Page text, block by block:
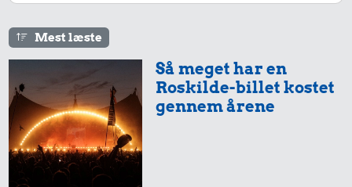
1 kg havregryn
21 kr.
6 æg
Mest læste
Så meget har en
Roskilde-billet kostet
gennem årene